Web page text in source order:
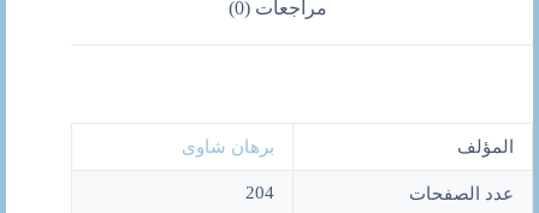
مراجعات (0)
المؤلف برهان شاوى
عدد الصفحات 204